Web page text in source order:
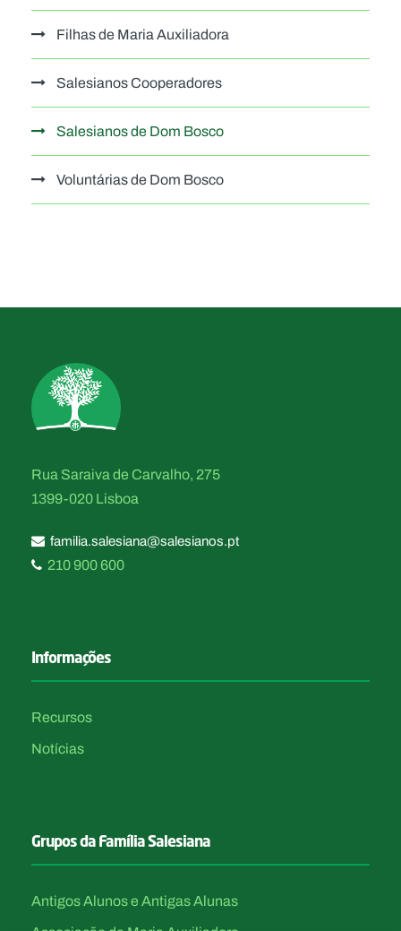
Filhas de Maria Auxiliadora
Salesianos Cooperadores
Salesianos de Dom Bosco
Voluntárias de Dom Bosco
Rua Saraiva de Carvalho, 275
1399-020 Lisboa
familia.salesiana@salesianos.pt
210 900 600
Informações
Recursos
Notícias
Grupos da Família Salesiana
Antigos Alunos e Antigas Alunas